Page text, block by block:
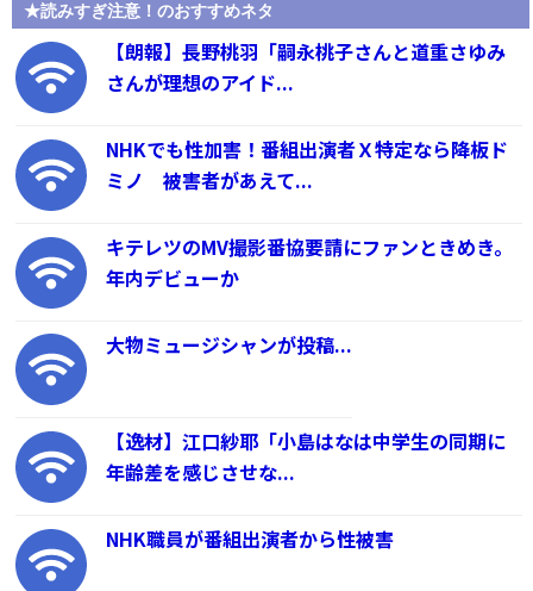
★読みすぎ注意！のおすすめネタ
【朗報】長野桃羽「嗣永桃子さんと道重さゆみ
さんが理想のアイド...
NHKでも性加害！番組出演者Ｘ特定なら降板ド
ミノ 被害者があえて...
キテレツのMV撮影番協要請にファンときめき。
年内デビューか
大物ミュージシャンが投稿...
【逸材】江口紗耶「小島はなは中学生の同期に
年齢差を感じさせな...
NHK職員が番組出演者から性被害